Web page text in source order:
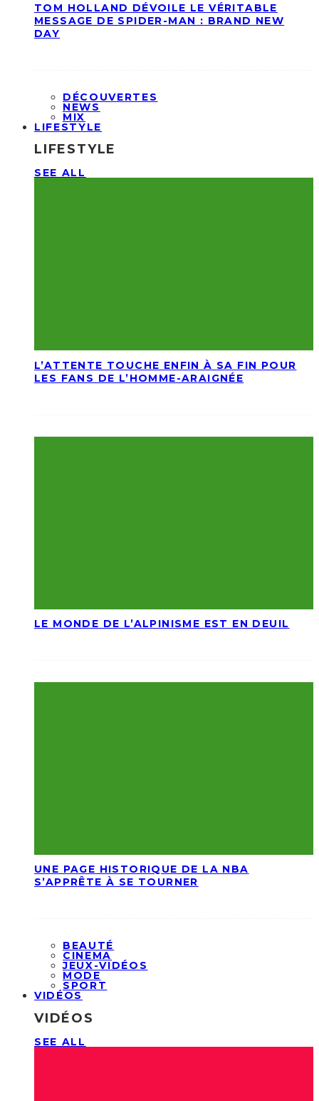
TOM HOLLAND DÉVOILE LE VÉRITABLE
MESSAGE DE SPIDER-MAN : BRAND NEW
DAY
DÉCOUVERTES
NEWS
MIX
LIFESTYLE
LIFESTYLE
SEE ALL
L’ATTENTE TOUCHE ENFIN À SA FIN POUR
LES FANS DE L’HOMME-ARAIGNÉE
LE MONDE DE L’ALPINISME EST EN DEUIL
UNE PAGE HISTORIQUE DE LA NBA
S’APPRÊTE À SE TOURNER
BEAUTÉ
CINEMA
JEUX-VIDÉOS
MODE
SPORT
VIDÉOS
VIDÉOS
SEE ALL